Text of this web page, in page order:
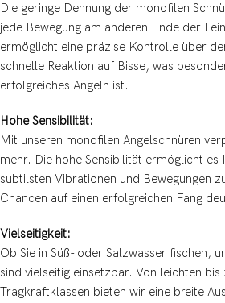
Die geringe Dehnung der monofilen
jede Bewegung am anderen Ende der
ermöglicht eine präzise Kontrolle über
schnelle Reaktion auf Bisse, was
erfolgreiches Angeln ist.
Hohe Sensibilität:
Mit unseren monofilen Angelschnüren
mehr. Die hohe Sensibilität ermöglicht es
subtilsten Vibrationen und Bewegungen
Chancen auf einen erfolgreichen Fang
Vielseitigkeit:
Ob Sie in Süß- oder Salzwasser fischen,
sind vielseitig einsetzbar. Von leichten bis
Tragkraftklassen bieten wir eine breite